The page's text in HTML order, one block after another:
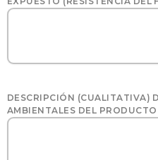
DESCRIPCIÓN (CUALITATIVA)
AMBIENTALES DEL